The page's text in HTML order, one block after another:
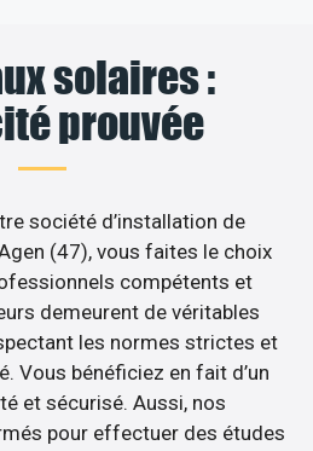
solaires :
prouvée
société d’installation de
(47), vous faites le choix
compétents et
demeurent de véritables
les normes strictes et
Vous bénéficiez en fait d’un
et sécurisé. Aussi, nos
pour effectuer des études